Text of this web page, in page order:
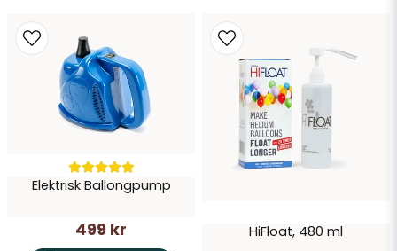
Elektrisk Ballongpump
499 kr HiFloat, 480 ml